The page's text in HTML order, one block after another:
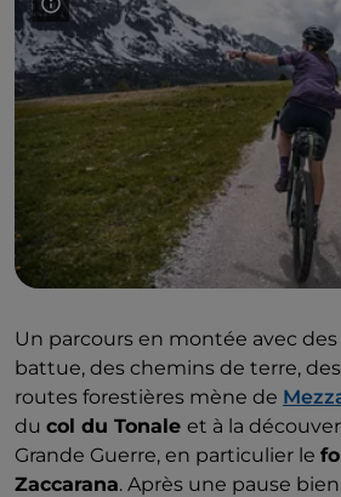
Un parcours en montée avec
battue, des chemins de terre,
routes forestières mène de
du col du Tonale et à la
Grande Guerre, en particulier le
Zaccarana. Après une pause